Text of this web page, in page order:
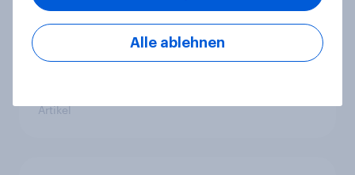
Retail Media wirkt – aber anders als
gedacht: Neue YouGov-Studie zeigt
Artikel
Alle ablehnen